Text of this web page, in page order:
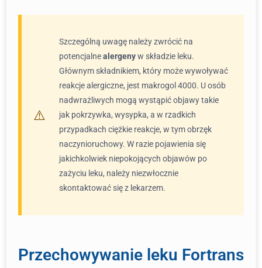
Szczególną uwagę należy zwrócić na
potencjalnealergenyw składzie leku.
Głównym składnikiem, który może wywoływać
reakcje alergiczne, jest makrogol 4000. U osób
nadwrażliwych mogą wystąpić objawy takie
jak pokrzywka, wysypka, a w rzadkich
przypadkach ciężkie reakcje, w tym obrzęk
naczynioruchowy. W razie pojawienia się
jakichkolwiek niepokojących objawów po
zażyciu leku, należy niezwłocznie
skontaktować się z lekarzem.
Przechowywanie leku Fortrans